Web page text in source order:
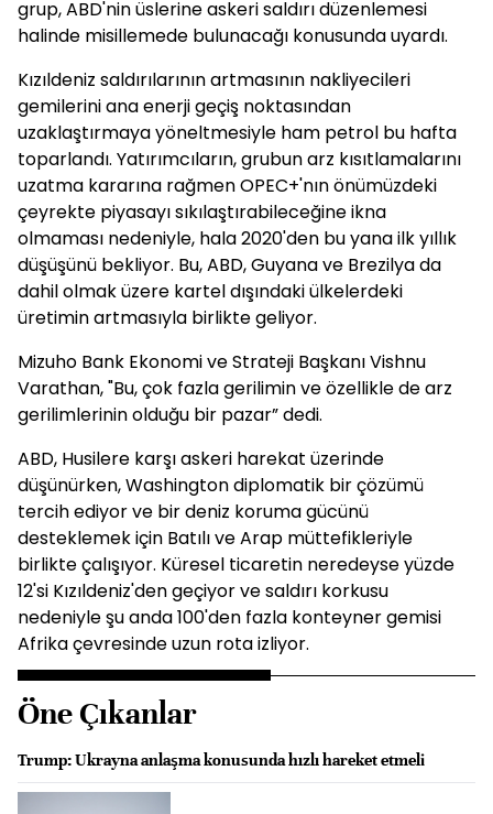
grup, ABD'nin üslerine askeri saldırı düzenlemesi
halinde misillemede bulunacağı konusunda uyardı.
Kızıldeniz saldırılarının artmasının nakliyecileri
gemilerini ana enerji geçiş noktasından
uzaklaştırmaya yöneltmesiyle ham petrol bu hafta
toparlandı. Yatırımcıların, grubun arz kısıtlamalarını
uzatma kararına rağmen OPEC+'nın önümüzdeki
çeyrekte piyasayı sıkılaştırabileceğine ikna
olmaması nedeniyle, hala 2020'den bu yana ilk yıllık
düşüşünü bekliyor. Bu, ABD, Guyana ve Brezilya da
dahil olmak üzere kartel dışındaki ülkelerdeki
üretimin artmasıyla birlikte geliyor.
Mizuho Bank Ekonomi ve Strateji Başkanı Vishnu
Varathan, "Bu, çok fazla gerilimin ve özellikle de arz
gerilimlerinin olduğu bir pazar” dedi.
ABD, Husilere karşı askeri harekat üzerinde
düşünürken, Washington diplomatik bir çözümü
tercih ediyor ve bir deniz koruma gücünü
desteklemek için Batılı ve Arap müttefikleriyle
birlikte çalışıyor. Küresel ticaretin neredeyse yüzde
12'si Kızıldeniz'den geçiyor ve saldırı korkusu
nedeniyle şu anda 100'den fazla konteyner gemisi
Afrika çevresinde uzun rota izliyor.
Öne Çıkanlar
Trump: Ukrayna anlaşma konusunda hızlı hareket etmeli